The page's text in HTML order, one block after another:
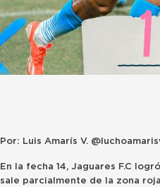
Por: Luis Amarís V.
En la fecha 14, Jaguares F.C
sale parcialmente de la zona